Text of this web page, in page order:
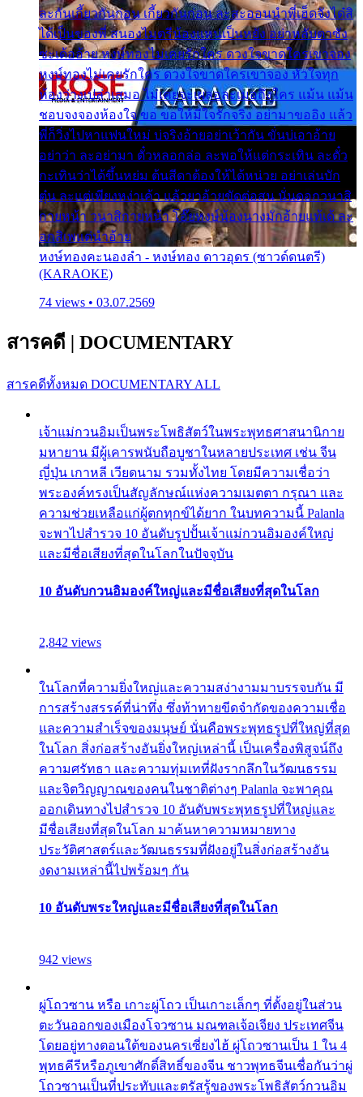
ละกันเกี้ยวกันก่อน เกี้ยวกันก่อน ละสะออนนำพี่เฮ็ดจังได๋สิ
ได้เป็นของพี่ สนองไมตรีน้องแหน่เป็นหยัง อย่าหลับตาซัง
ซะเด้ออ้าย หงษ์ทองไม่เคยรักใคร ดวงใจขาดใครเขาจอง
หงษ์ทองไม่เคยรักใคร ดวงใจขาดใครเขาจอง หัวใจทุก
ห้องว่างเปล่าเสมอ ไม่เคยจะเผลอละเมอถึงใคร แม้น แม้น
ชอบจงจองห้องใจ ขอ ขอให้มีใจรักจริง อย่ามาขออิง แล้ว
พี่ก็วิ่งไปหาแฟนใหม่ บ่จริงอ้ายอย่าเว้ากัน ขั่นบ่เอาอ้าย
อย่าว่า ละอย่ามา ตั๋วหลอกล่อ ละพอให้แต่กระเทิน ละตั๋ว
กะเทินว่าได้ขึ้นหย่ม ต้นสีดาต้องให้ได้หน่วย อย่าเล่นบัก
ตุ๋น ละแต่เพียงหง่าเค้า แล้วยาอ้ายขัดต่อสน นั่นดอกวนาสิ
กายหน้า วนาสิกายหน้า โอ๊ยหงษ์น้องนางมักอ้ายแท้เด้ ละ
อกสิเพแต่นำอ้าย
หงษ์ทองคะนองลำ - หงษ์ทอง ดาวอุดร (ซาวด์ดนตรี)
(KARAOKE)
74 views • 03.07.2569
สารคดี | DOCUMENTARY
สารคดีทั้งหมด DOCUMENTARY ALL
เจ้าแม่กวนอิมเป็นพระโพธิสัตว์ในพระพุทธศาสนานิกาย
มหายาน มีผู้เคารพนับถือบูชาในหลายประเทศ เช่น จีน
ญี่ปุ่น เกาหลี เวียดนาม รวมทั้งไทย โดยมีความเชื่อว่า
พระองค์ทรงเป็นสัญลักษณ์แห่งความเมตตา กรุณา และ
ความช่วยเหลือแก่ผู้ตกทุกข์ได้ยาก ในบทความนี้ Palanla
จะพาไปสำรวจ 10 อันดับรูปปั้นเจ้าแม่กวนอิมองค์ใหญ่
และมีชื่อเสียงที่สุดในโลกในปัจจุบัน
10 อันดับกวนอิมองค์ใหญ่และมีชื่อเสียงที่สุดในโลก
2,842 views
ในโลกที่ความยิ่งใหญ่และความสง่างามมาบรรจบกัน มี
การสร้างสรรค์ที่น่าทึ่ง ซึ่งท้าทายขีดจำกัดของความเชื่อ
และความสำเร็จของมนุษย์ นั่นคือพระพุทธรูปที่ใหญ่ที่สุด
ในโลก สิ่งก่อสร้างอันยิ่งใหญ่เหล่านี้ เป็นเครื่องพิสูจน์ถึง
ความศรัทธา และความทุ่มเทที่ฝังรากลึกในวัฒนธรรม
และจิตวิญญาณของคนในชาติต่างๆ Palanla จะพาคุณ
ออกเดินทางไปสำรวจ 10 อันดับพระพุทธรูปที่ใหญ่และ
มีชื่อเสียงที่สุดในโลก มาค้นหาความหมายทาง
ประวัติศาสตร์และวัฒนธรรมที่ฝังอยู่ในสิ่งก่อสร้างอัน
งดงามเหล่านี้ไปพร้อมๆ กัน
10 อันดับพระใหญ่และมีชื่อเสียงที่สุดในโลก
942 views
ผู่โถวซาน หรือ เกาะผู่โถว เป็นเกาะเล็กๆ ที่ตั้งอยู่ในส่วน
ตะวันออกของเมืองโจวซาน มณฑลเจ้อเจียง ประเทศจีน
โดยอยู่ทางตอนใต้ของนครเซี่ยงไฮ้ ผู่โถวซานเป็น 1 ใน 4
พุทธคีรีหรือภูเขาศักดิ์สิทธิ์ของจีน ชาวพุทธจีนเชื่อกันว่าผู่
โถวซานเป็นที่ประทับและตรัสรู้ของพระโพธิสัตว์กวนอิม